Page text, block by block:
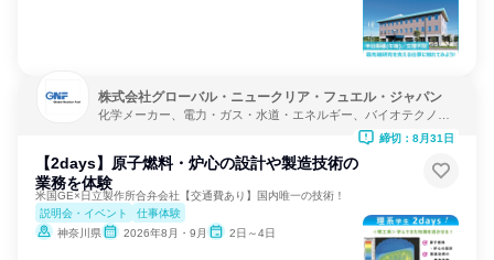
株式会社グローバル・ニュークリア・フュエル・ジャパン
化学メーカー、電力・ガス・水道・エネルギー、バイオテクノロ
【2days】原子燃料・炉心の設計や製造技術の
業務を体験
米国GE×日立製作所合弁会社【交通費あり】国内唯一の技術！
説明会・イベント
仕事体験
神奈川県
2026年8月・9月 2日～4日
締切：8月31日